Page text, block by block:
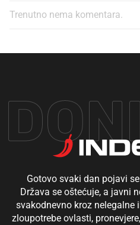
Trenutno nema komentara.
Gotovo svaki dan pojavi
Država se oštećuje, a javni
svakodnevno kroz nelegalne
zloupotrebe ovlasti,